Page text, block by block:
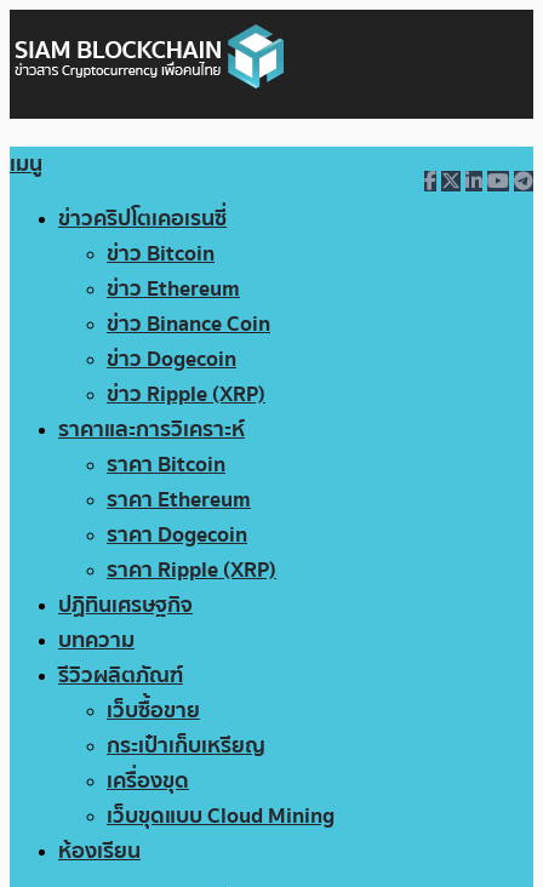
เมนู
ข่าวคริปโตเคอเรนซี่
ข่าว Bitcoin
ข่าว Ethereum
ข่าว Binance Coin
ข่าว Dogecoin
ข่าว Ripple (XRP)
ราคาและการวิเคราะห์
ราคา Bitcoin
ราคา Ethereum
ราคา Dogecoin
ราคา Ripple (XRP)
ปฏิทินเศรษฐกิจ
บทความ
รีวิวผลิตภัณฑ์
เว็บซื้อขาย
กระเป๋าเก็บเหรียญ
เครื่องขุด
เว็บขุดแบบ Cloud Mining
ห้องเรียน